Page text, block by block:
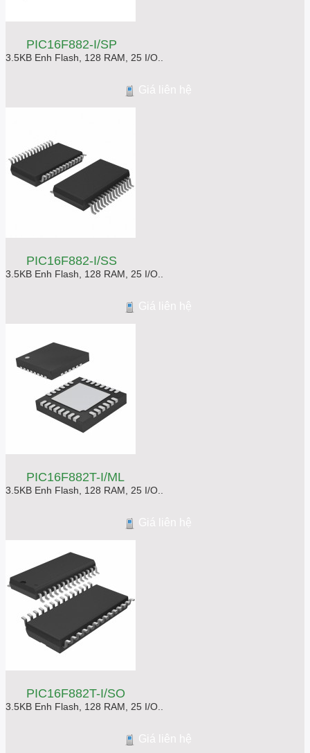
PIC16F882-I/SP
3.5KB Enh Flash, 128 RAM, 25 I/O..
Giá liên hệ
PIC16F882-I/SS
3.5KB Enh Flash, 128 RAM, 25 I/O..
Giá liên hệ
PIC16F882T-I/ML
3.5KB Enh Flash, 128 RAM, 25 I/O..
Giá liên hệ
PIC16F882T-I/SO
3.5KB Enh Flash, 128 RAM, 25 I/O..
Giá liên hệ